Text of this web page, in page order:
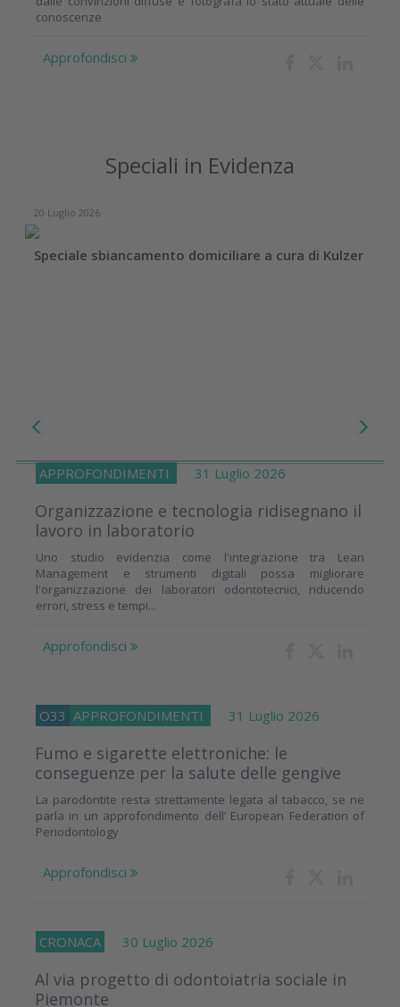
conoscenze
Approfondisci
Speciali in Evidenza
20 Luglio 2026
Speciale sbiancamento domiciliare a cura di Kulzer
APPROFONDIMENTI 31 Luglio 2026
Organizzazione e tecnologia ridisegnano il
lavoro in laboratorio
Uno studio evidenzia come l'integrazione tra Lean
Management e strumenti digitali possa migliorare
l'organizzazione dei laboratori odontotecnici, riducendo
errori, stress e tempi...
Approfondisci
O33 APPROFONDIMENTI 31 Luglio 2026
Fumo e sigarette elettroniche: le
conseguenze per la salute delle gengive
La parodontite resta strettamente legata al tabacco, se ne
parla in un approfondimento dell’ European Federation of
Periodontology
Approfondisci
CRONACA 30 Luglio 2026
Al via progetto di odontoiatria sociale in
Piemonte